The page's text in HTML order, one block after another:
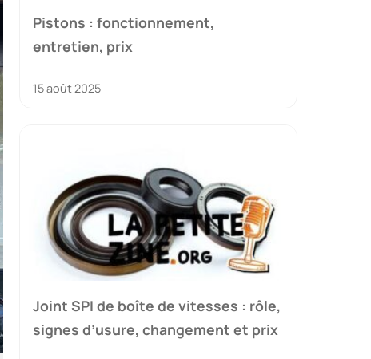
Pistons : fonctionnement,
entretien, prix
15 août 2025
Joint SPI de boîte de vitesses : rôle,
signes d’usure, changement et prix